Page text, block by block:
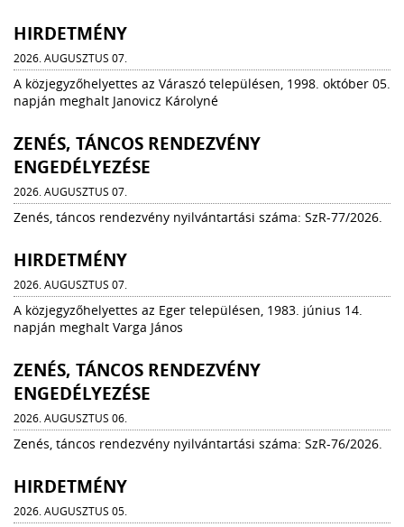
HIRDETMÉNY
2026. AUGUSZTUS 07.
A közjegyzőhelyettes az Váraszó településen, 1998. október 05.
napján meghalt Janovicz Károlyné
ZENÉS, TÁNCOS RENDEZVÉNY
ENGEDÉLYEZÉSE
2026. AUGUSZTUS 07.
Zenés, táncos rendezvény nyilvántartási száma: SzR-77/2026.
HIRDETMÉNY
2026. AUGUSZTUS 07.
A közjegyzőhelyettes az Eger településen, 1983. június 14.
napján meghalt Varga János
ZENÉS, TÁNCOS RENDEZVÉNY
ENGEDÉLYEZÉSE
2026. AUGUSZTUS 06.
Zenés, táncos rendezvény nyilvántartási száma: SzR-76/2026.
HIRDETMÉNY
2026. AUGUSZTUS 05.